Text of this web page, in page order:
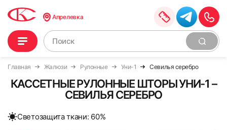
Апрелевка
Главная Жалюзи Рулонные Уни-1 Севилья серебро
КАССЕТНЫЕ РУЛОННЫЕ ШТОРЫ УНИ-1 –
СЕВИЛЬЯ СЕРЕБРО
Cветозащита ткани: 60%